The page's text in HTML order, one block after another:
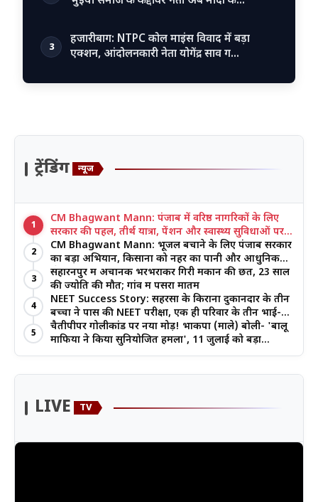
3
हजारीबाग: NTPC कोल माइंस विवाद में बड़ा
एक्शन, आंदोलनकारी नेता योगेंद्र साव ग…
ट्रेंडिंग न्यूज
1
CM Bhagwant Mann: पंजाब में वरिष्ठ नागरिकों के लिए
सरकार की पहल, तीर्थ यात्रा, पेंशन और स्वास्थ्य सुविधाओं पर
जोर
2
CM Bhagwant Mann: भूजल बचाने के लिए पंजाब सरकार
का बड़ा अभियान, किसानों को नहर का पानी और आधुनिक
खेती का मिल रहा लाभ
3
सहारनपुर में अचानक भरभराकर गिरी मकान की छत, 23 साल
की ज्योति की मौत; गांव में पसरा मातम
4
NEET Success Story: सहरसा के किराना दुकानदार के तीन
बच्चों ने पास की NEET परीक्षा, एक ही परिवार के तीन भाई-
बहनों ने रचा इतिहास
5
चैतीपीपर गोलीकांड पर नया मोड़! भाकपा (माले) बोली- 'बालू
माफिया ने किया सुनियोजित हमला', 11 जुलाई को बड़ा
आंदोलन
LIVE TV